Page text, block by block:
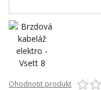
Ohodnotit produkt